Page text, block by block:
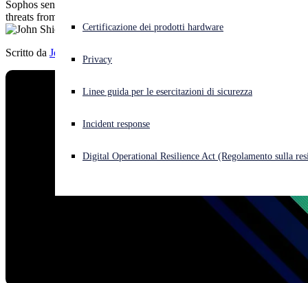
Cyberattacco in corso? Ottieni assistenza immediata
Open language switcher
Certificazione dei prodotti hardware
Privacy
Linee guida per le esercitazioni di sicurezza
Incident response
Digital Operational Resilience Act (Regolamento sulla
Sophos senior security advisor, John Shier, explores the defining
threats from the last two decades and their legacy
Scritto da John Shier